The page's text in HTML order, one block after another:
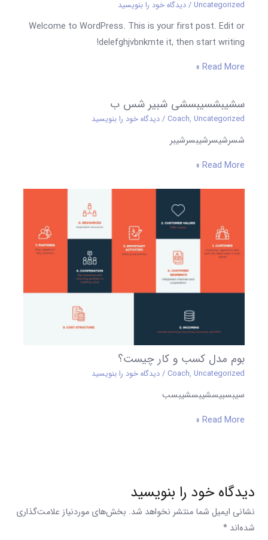
Uncategorized
/دیدگاه‌ خود را بنویسید
Welcome to WordPress. This is your first post. Edit or
delefghjvbnkmte it, then start writing!
Read More »
سشیبشسیبسشی شبیر شس ب
Coach, Uncategorized
/دیدگاه‌ خود را بنویسید
شسرشیسرشیبسرشیبر
Read More »
بوم مدل کسب و کار چیست؟
Coach, Uncategorized
/دیدگاه‌ خود را بنویسید
سیبسبیسشیبسشیبسب
Read More »
دیدگاه‌ خود را بنویسید
نشانی ایمیل شما منتشر نخواهد شد. بخش‌های موردنیاز علامت‌گذاری
شده‌اند*